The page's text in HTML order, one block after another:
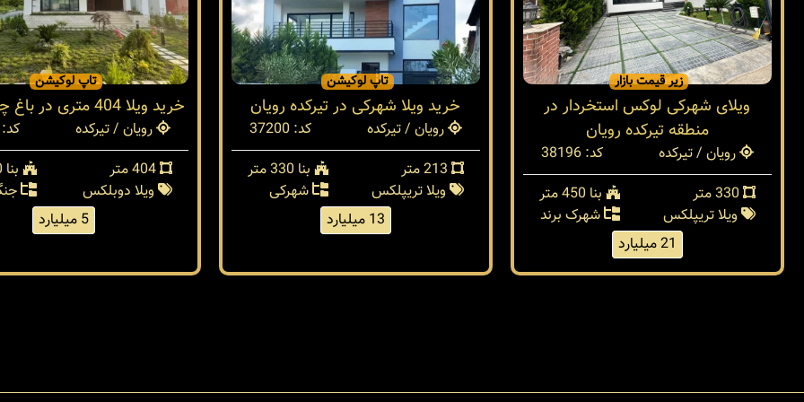
زیر قیمت بازار
ویلای شهرکی لوکس استخردار در
منطقه تیرکده رویان
رویان / تیرکده
کد: 38196
بنا 450 متر
ویلا تریپلکس
شهرک برند
21 میلیارد
تاپ لوکیشن
خرید ویلا شهرکی در تیرکده رویان
رویان / تیرکده
کد: 37200
بنا 330 متر
ویلا تریپلکس
شهرکی
13 میلیارد
تاپ لوکیشن
خرید ویلا 404 متری در باغ چای رویان
رویان / تیرکده
کد:
404 متر
بنا 370 متر
ویلا دوبلکس
5 میلیارد